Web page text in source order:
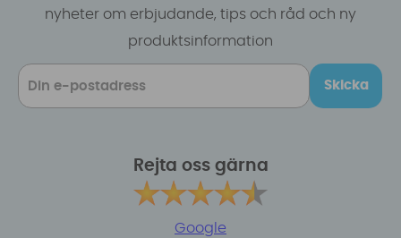
nyheter om erbjudande, tips och råd och ny
produktsinformation
Skicka
Rejta oss gärna
Google